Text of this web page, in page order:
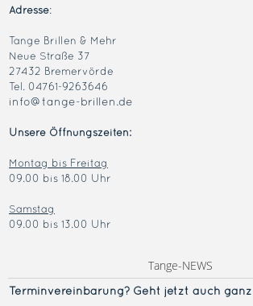
Adresse:
Tange Brillen & Mehr
Neue Straße 37
27432 Bremervörde
Tel. 04761-9263646
info@tange-brillen.de
Unsere Öffnungszeiten:
Montag bis Freitag
09.00 bis 18.00 Uhr
Samstag
09.00 bis 13.00 Uhr
Tange-NEWS
Terminvereinbarung? Geht jetzt auch